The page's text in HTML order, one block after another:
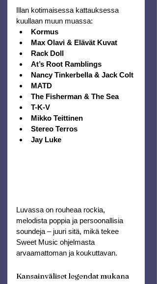
Illan kotimaisessa kattauksessa
kuullaan muun muassa:
Kormus
Max Olavi & Elävät Kuvat
Rack Doll
At’s Root Ramblings
Nancy Tinkerbella & Jack Colt
MATD
The Fisherman & The Sea
T-K-V
Mikko Teittinen
Stereo Terros
Jay Luke
Luvassa on rouheaa rockia,
melodista poppia ja persoonallisia
soundeja – juuri sitä, mikä tekee
Sweet Music ohjelmasta
arvaamattoman ja koukuttavan.
Kansainväliset legendat mukana